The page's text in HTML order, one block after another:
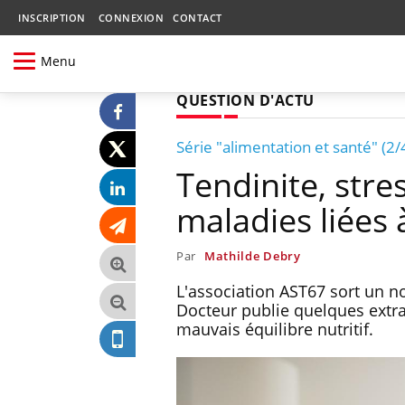
INSCRIPTION CONNEXION CONTACT
Menu
QUESTION D'ACTU
Série "alimentation et santé" (2/
Tendinite,
maladies
Par Mathilde Debry
L'association AST67 sort un
Docteur publie quelques
mauvais équilibre nutritif.